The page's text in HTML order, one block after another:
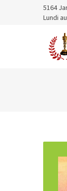
5164
Lundi